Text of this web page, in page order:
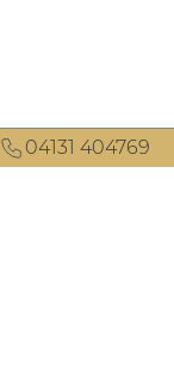
04131 404769